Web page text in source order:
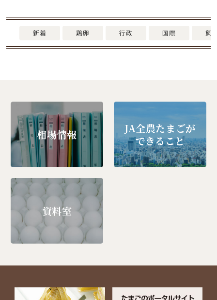
新着 鶏卵 行政 国際 飼
相場情報
JA全農たまごが
できること
資料室